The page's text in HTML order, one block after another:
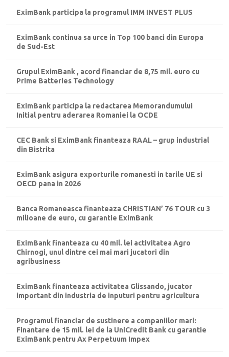
EximBank participa la programul IMM INVEST PLUS
EximBank continua sa urce in Top 100 banci din Europa
de Sud-Est
Grupul EximBank , acord financiar de 8,75 mil. euro cu
Prime Batteries Technology
EximBank participa la redactarea Memorandumului
Initial pentru aderarea Romaniei la OCDE
CEC Bank si EximBank finanteaza RAAL – grup industrial
din Bistrita
EximBank asigura exporturile romanesti in tarile UE si
OECD pana in 2026
Banca Romaneasca finanteaza CHRISTIAN’ 76 TOUR cu 3
milioane de euro, cu garantie EximBank
EximBank finanteaza cu 40 mil. lei activitatea Agro
Chirnogi, unul dintre cei mai mari jucatori din
agribusiness
EximBank finanteaza activitatea Glissando, jucator
important din industria de inputuri pentru agricultura
Programul financiar de sustinere a companiilor mari:
Finantare de 15 mil. lei de la UniCredit Bank cu garantie
EximBank pentru Ax Perpetuum Impex